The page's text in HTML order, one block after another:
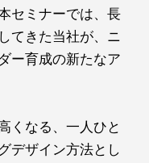
セミナーでは、長
てきた当社が、ニ
ー育成の新たなア
くなる、一人ひと
デザイン方法とし